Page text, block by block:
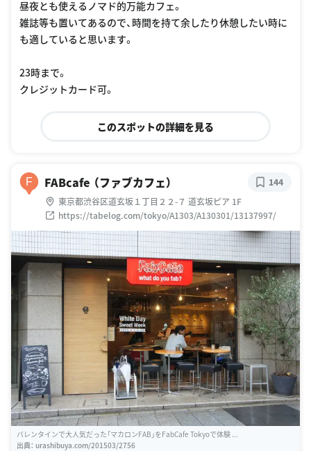
昼夜とも使えるノマド的万能カフェ。
雑誌等も置いてあるので、時間を持て余したり休憩したい時に
も適していると思います。
23時まで。
クレジットカード可。
このスポットの詳細を見る
F FABcafe （ファブカフェ）
東京都渋谷区道玄坂１丁目２２-７ 道玄坂ピア 1F
https://tabelog.com/tokyo/A1303/A130301/13137997/
144
バレンタインで大人気だった「マカロンFAB」をFabCafe Tokyoで体験 ...
出典： urashibuya.com/201503/2756